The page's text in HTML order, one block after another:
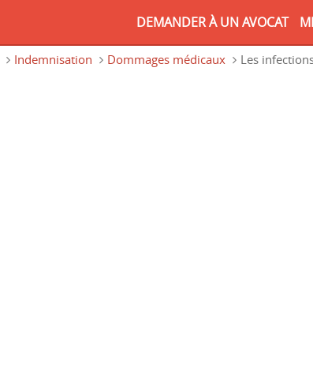
DEMANDER À UN AVOCAT
Indemnisation Dommages médicaux Les